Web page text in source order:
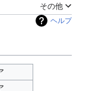
その他
ヘルプ